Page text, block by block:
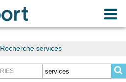
Recherche services